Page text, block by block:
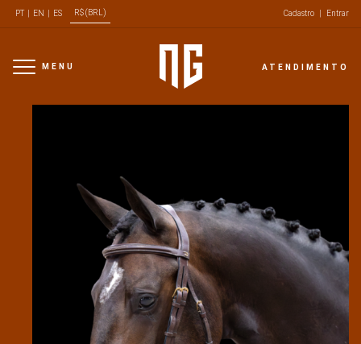
PT| EN ES R$ (BRL) Cadastro Entrar
ATENDIMENTO
MENU